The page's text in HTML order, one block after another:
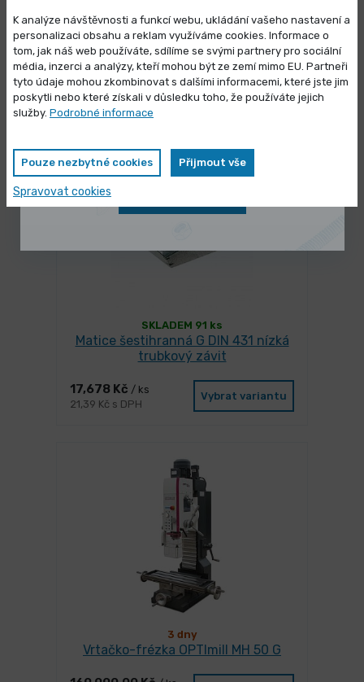
Mohlo by se Vám líbit
SKLADEM 91 ks
Matice šestihranná G DIN 431 nízká
trubkový závit
17,678 Kč / ks
21,39 Kč s DPH
Vybrat variantu
3 dny
Vrtačko-frézka OPTImill MH 50 G
K analýze návštěvnosti a funkcí webu, ukládání vašeho nastavení a
personalizaci obsahu a reklam využíváme cookies. Informace o
tom, jak náš web používáte, sdílíme se svými partnery pro sociální
média, inzerci a analýzy, kteří mohou být ze zemí mimo EU. Partneři
tyto údaje mohou zkombinovat s dalšími informacemi, které jste jim
poskytli nebo které získali v důsledku toho, že používáte jejich
služby. Podrobné informace
Pouze nezbytné cookies Přijmout vše
Spravovat cookies
Výprodej skladových zásob
Vybrané produkty nyní pořídíte za